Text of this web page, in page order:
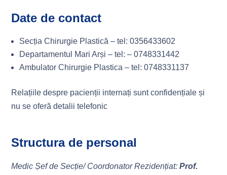
Date de contact
Secția Chirurgie Plastică – tel: 0356433602
Departamentul Mari Arși – tel: – 0748331442
Ambulator Chirurgie Plastica – tel: 0748331137
Relațiile despre pacienții internați sunt confidențiale și
nu se oferă detalii telefonic
Structura de personal
Medic Șef de Secție/ Coordonator Rezidențiat:Prof.